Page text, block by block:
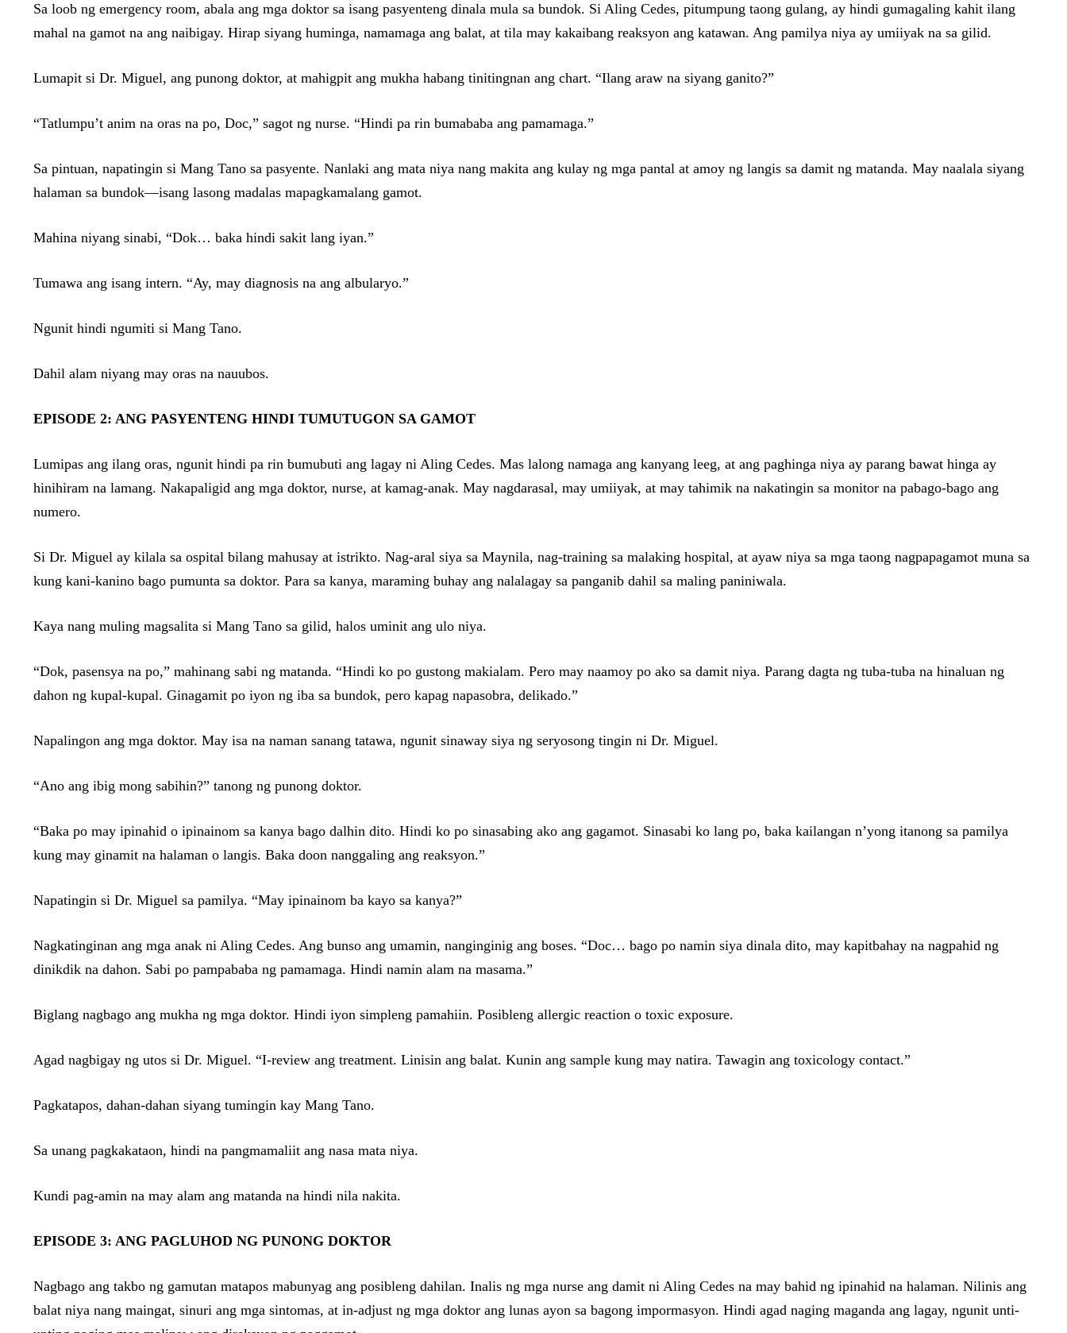
Sa loob ng emergency room, abala ang mga doktor sa isang pasyenteng dinala mula sa bundok. Si Aling Cedes, pitumpung taong gulang, ay hindi gumagaling kahit ilang
mahal na gamot na ang naibigay. Hirap siyang huminga, namamaga ang balat, at tila may kakaibang reaksyon ang katawan. Ang pamilya niya ay umiiyak na sa gilid.
Lumapit si Dr. Miguel, ang punong doktor, at mahigpit ang mukha habang tinitingnan ang chart. “Ilang araw na siyang ganito?”
“Tatlumpu’t anim na oras na po, Doc,” sagot ng nurse. “Hindi pa rin bumababa ang pamamaga.”
Sa pintuan, napatingin si Mang Tano sa pasyente. Nanlaki ang mata niya nang makita ang kulay ng mga pantal at amoy ng langis sa damit ng matanda. May naalala siyang
halaman sa bundok—isang lasong madalas mapagkamalang gamot.
Mahina niyang sinabi, “Dok… baka hindi sakit lang iyan.”
Tumawa ang isang intern. “Ay, may diagnosis na ang albularyo.”
Ngunit hindi ngumiti si Mang Tano.
Dahil alam niyang may oras na nauubos.
EPISODE 2: ANG PASYENTENG HINDI TUMUTUGON SA GAMOT
Lumipas ang ilang oras, ngunit hindi pa rin bumubuti ang lagay ni Aling Cedes. Mas lalong namaga ang kanyang leeg, at ang paghinga niya ay parang bawat hinga ay
hinihiram na lamang. Nakapaligid ang mga doktor, nurse, at kamag-anak. May nagdarasal, may umiiyak, at may tahimik na nakatingin sa monitor na pabago-bago ang
numero.
Si Dr. Miguel ay kilala sa ospital bilang mahusay at istrikto. Nag-aral siya sa Maynila, nag-training sa malaking hospital, at ayaw niya sa mga taong nagpapagamot muna sa
kung kani-kanino bago pumunta sa doktor. Para sa kanya, maraming buhay ang nalalagay sa panganib dahil sa maling paniniwala.
Kaya nang muling magsalita si Mang Tano sa gilid, halos uminit ang ulo niya.
“Dok, pasensya na po,” mahinang sabi ng matanda. “Hindi ko po gustong makialam. Pero may naamoy po ako sa damit niya. Parang dagta ng tuba-tuba na hinaluan ng
dahon ng kupal-kupal. Ginagamit po iyon ng iba sa bundok, pero kapag napasobra, delikado.”
Napalingon ang mga doktor. May isa na naman sanang tatawa, ngunit sinaway siya ng seryosong tingin ni Dr. Miguel.
“Ano ang ibig mong sabihin?” tanong ng punong doktor.
“Baka po may ipinahid o ipinainom sa kanya bago dalhin dito. Hindi ko po sinasabing ako ang gagamot. Sinasabi ko lang po, baka kailangan n’yong itanong sa pamilya
kung may ginamit na halaman o langis. Baka doon nanggaling ang reaksyon.”
Napatingin si Dr. Miguel sa pamilya. “May ipinainom ba kayo sa kanya?”
Nagkatinginan ang mga anak ni Aling Cedes. Ang bunso ang umamin, nanginginig ang boses. “Doc… bago po namin siya dinala dito, may kapitbahay na nagpahid ng
dinikdik na dahon. Sabi po pampababa ng pamamaga. Hindi namin alam na masama.”
Biglang nagbago ang mukha ng mga doktor. Hindi iyon simpleng pamahiin. Posibleng allergic reaction o toxic exposure.
Agad nagbigay ng utos si Dr. Miguel. “I-review ang treatment. Linisin ang balat. Kunin ang sample kung may natira. Tawagin ang toxicology contact.”
Pagkatapos, dahan-dahan siyang tumingin kay Mang Tano.
Sa unang pagkakataon, hindi na pangmamaliit ang nasa mata niya.
Kundi pag-amin na may alam ang matanda na hindi nila nakita.
EPISODE 3: ANG PAGLUHOD NG PUNONG DOKTOR
Nagbago ang takbo ng gamutan matapos mabunyag ang posibleng dahilan. Inalis ng mga nurse ang damit ni Aling Cedes na may bahid ng ipinahid na halaman. Nilinis ang
balat niya nang maingat, sinuri ang mga sintomas, at in-adjust ng mga doktor ang lunas ayon sa bagong impormasyon. Hindi agad naging maganda ang lagay, ngunit unti-